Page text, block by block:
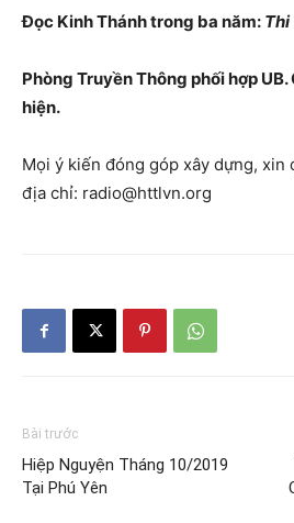
Đọc Kinh Thánh trong ba năm: Thi
Phòng Truyền Thông phối hợp
hiện.
Mọi ý kiến đóng góp xây dựng, xin
địa chỉ: radio@httlvn.org
Bài trước
Hiệp Nguyện Tháng 10/2019
Tại Phú Yên